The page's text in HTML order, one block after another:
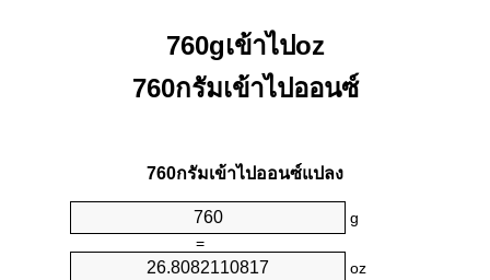
760gเข้าไปoz
760กรัมเข้าไปออนซ์
760กรัมเข้าไปออนซ์แปลง
g
=
oz